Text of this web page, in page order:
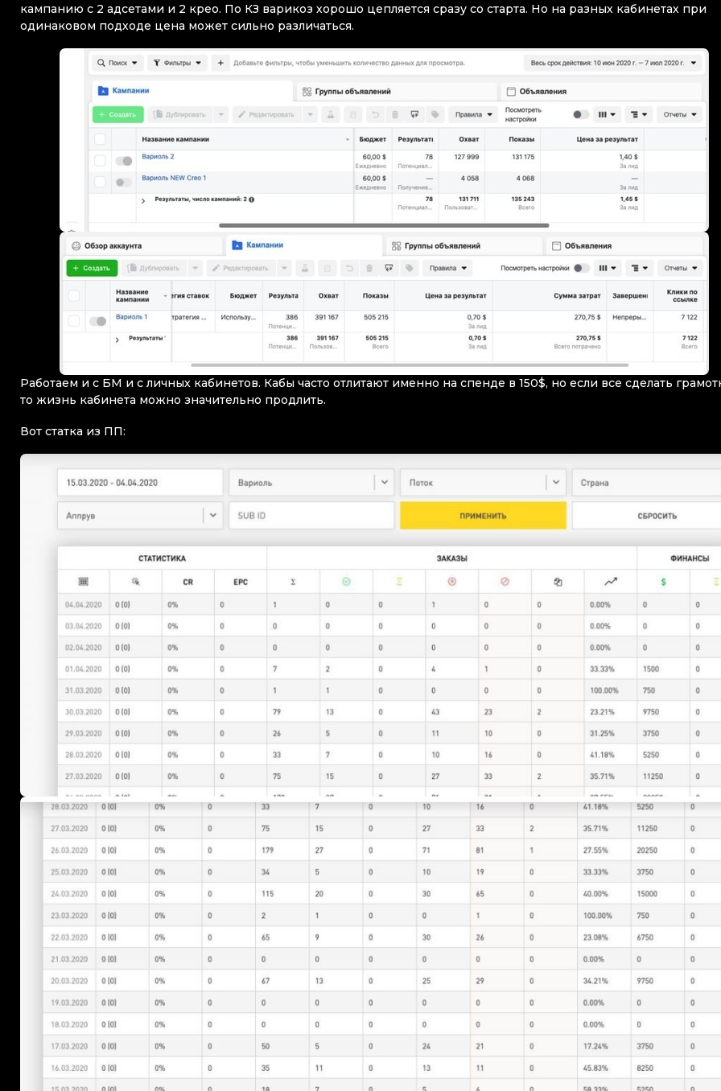
кампанию с 2 адсетами и 2 крео. По КЗ варикоз хорошо цепляется сразу со старта. Но на разных кабинетах при
одинаковом подходе цена может сильно различаться.
Работаем и с БМ и с личных кабинетов. Кабы часто отлитают именно на спенде в 150$, но если все сделать
то жизнь кабинета можно значительно продлить.
Вот статка из ПП: